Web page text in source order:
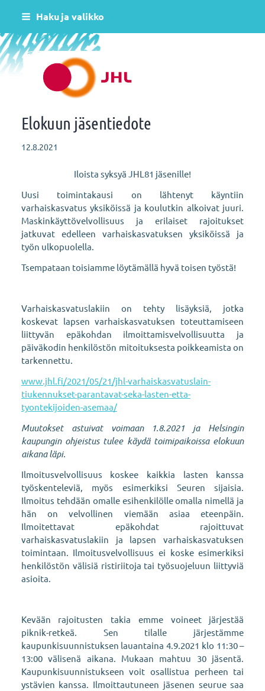
Siirry
sisältöön
Haku ja valikko
Helsingin varhaiskasvatus JHL ry 081
Elokuun jäsentiedote
12.8.2021
Iloista syksyä JHL81 jäsenille!
Uusi toimintakausi on lähtenyt käyntiin
varhaiskasvatus yksiköissä ja koulutkin alkoivat juuri.
Maskinkäyttövelvollisuus ja erilaiset rajoitukset
jatkuvat edelleen varhaiskasvatuksen yksiköissä ja
työn ulkopuolella.
Tsempataan toisiamme löytämällä hyvä toisen työstä!
Varhaiskasvatuslakiin on tehty lisäyksiä, jotka
koskevat lapsen varhaiskasvatuksen toteuttamiseen
liittyvän epäkohdan ilmoittamisvelvollisuutta ja
päiväkodin henkilöstön mitoituksesta poikkeamista on
tarkennettu.
www.jhl.fi/2021/05/21/jhl-varhaiskasvatuslain-
tiukennukset-parantavat-seka-lasten-etta-
tyontekijoiden-asemaa/
Muutokset astuivat voimaan 1.8.2021 ja Helsingin
kaupungin ohjeistus tulee käydä toimipaikoissa elokuun
aikana läpi.
Ilmoitusvelvollisuus koskee kaikkia lasten kanssa
työskenteleviä, myös esimerkiksi Seuren sijaisia.
Ilmoitus tehdään omalle esihenkilölle omalla nimellä ja
hän on velvollinen viemään asiaa eteenpäin.
Ilmoitettavat epäkohdat rajoittuvat
varhaiskasvatuslakiin ja lapsen varhaiskasvatuksen
toimintaan. Ilmoitusvelvollisuus ei koske esimerkiksi
henkilöstön välisiä ristiriitoja tai työsuojeluun liittyviä
asioita.
Kevään rajoitusten takia emme voineet järjestää
piknik-retkeä. Sen tilalle järjestämme
kaupunkisuunnistuksen lauantaina 4.9.2021 klo 11:30 –
13:00 välisenä aikana. Mukaan mahtuu 30 jäsentä.
Kaupunkisuunnistukseen voit osallistua perheen tai
ystävien kanssa. Ilmoittautuneen jäsenen seurue saa